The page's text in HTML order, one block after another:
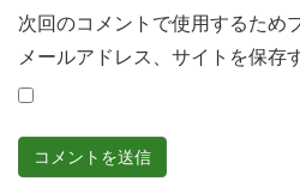
次回のコメントで使用するため
メールアドレス、サイトを保存